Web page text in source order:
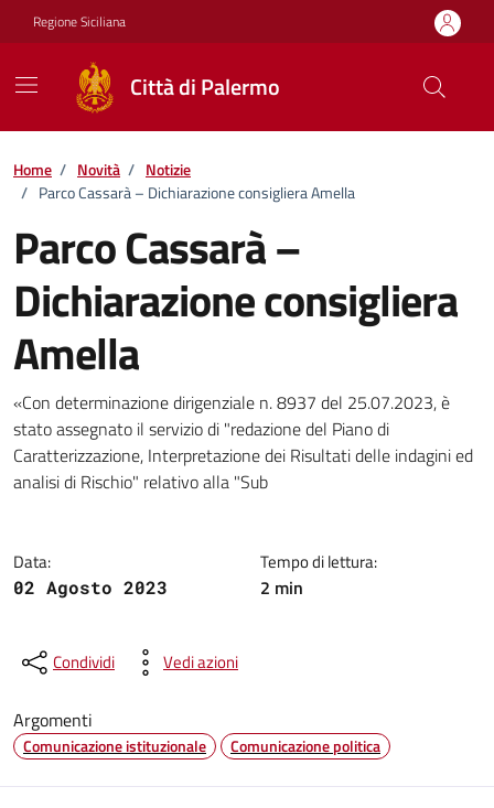
Vai ai contenuti
Vai al footer
Regione Siciliana
Città di Palermo
Home / Novità / Notizie
/ Parco Cassarà – Dichiarazione consigliera Amella
Parco Cassarà –
Dichiarazione consigliera
Amella
Dettagli della notizia
«Con determinazione dirigenziale n. 8937 del 25.07.2023, è
stato assegnato il servizio di "redazione del Piano di
Caratterizzazione, Interpretazione dei Risultati delle indagini ed
analisi di Rischio" relativo alla "Sub
Data:
02 Agosto 2023
Tempo di lettura:
2 min
Condividi Vedi azioni
Argomenti
Comunicazione istituzionale Comunicazione politica